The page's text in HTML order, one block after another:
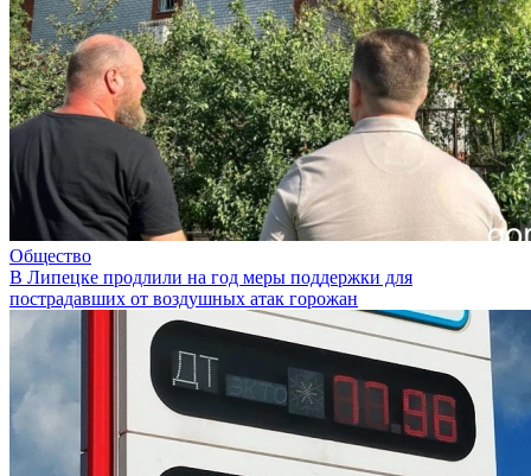
Общество
В Липецке продлили на год меры поддержки для
пострадавших от воздушных атак горожан